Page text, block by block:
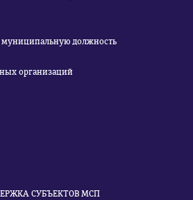
должность
организаций
СУБЪЕКТОВ МСП